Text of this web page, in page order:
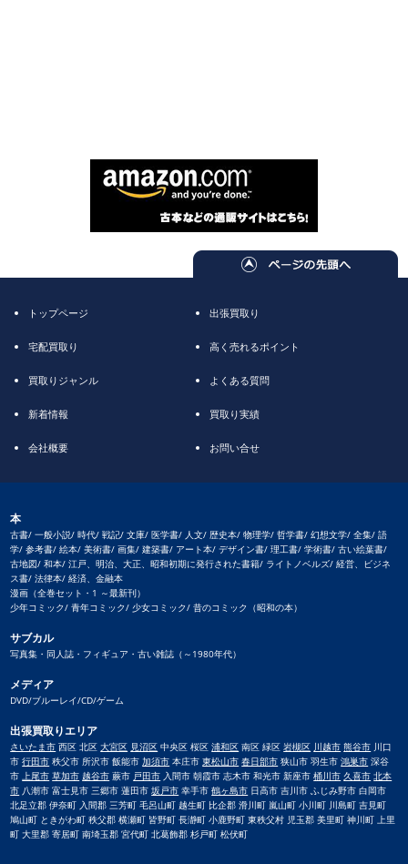
トップページ 出張買取り
宅配買取り 高く売れるポイント
買取りジャンル よくある質問
新着情報 買取り実績
会社概要 お問い合せ
本
古書/ 一般小説/ 時代/ 戦記/ 文庫/ 医学書/ 人文/ 歴史本/ 物理学/ 哲学書/ 幻想文学/ 全集/ 語
学/ 参考書/ 絵本/ 美術書/ 画集/ 建築書/ アート本/ デザイン書/ 理工書/ 学術書/ 古い絵葉書/
古地図/ 和本/ 江戸、明治、大正、昭和初期に発行された書籍/ ライトノベルズ/ 経営、ビジネ
ス書/ 法律本/ 経済、金融本
漫画（全巻セット・1 ～最新刊）
少年コミック/ 青年コミック/ 少女コミック/ 昔のコミック（昭和の本）
サブカル
写真集・同人誌・フィギュア・古い雑誌（～1980年代）
メディア
DVD/ブルーレイ/CD/ゲーム
出張買取りエリア
さいたま市 西区 北区大宮区 見沼区 中央区 桜区浦和区 南区 緑区岩槻区 川越市 熊谷市 川口
市行田市 秩父市 所沢市 飯能市加須市 本庄市東松山市 春日部市 狭山市 羽生市鴻巣市 深谷
市 上尾市 草加市 越谷市 蕨市 戸田市 入間市 朝霞市 志木市 和光市 新座市桶川市 久喜市 北本
市 八潮市 富士見市 三郷市 蓮田市坂戸市 幸手市鶴ヶ島市 日高市 吉川市 ふじみ野市 白岡市
北足立郡 伊奈町 入間郡 三芳町 毛呂山町 越生町 比企郡 滑川町 嵐山町 小川町 川島町 吉見町
鳩山町 ときがわ町 秩父郡 横瀬町 皆野町 長瀞町 小鹿野町 東秩父村 児玉郡 美里町 神川町 上里
町 大里郡 寄居町 南埼玉郡 宮代町 北葛飾郡 杉戸町 松伏町